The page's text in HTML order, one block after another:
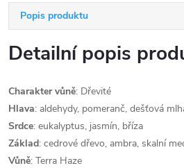
Popis produktu
Detailní popis
Charakter vůně: Dřevité
Hlava: aldehydy, pomeranč, dešťová
Srdce: eukalyptus, jasmín, bříza
Základ: cedrové dřevo, ambra, skalní
Vůně: Terra Haze